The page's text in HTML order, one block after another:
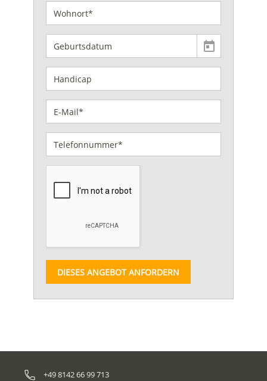
DIESES ANGEBOT ANFORDERN
+49 8142 66 99 713